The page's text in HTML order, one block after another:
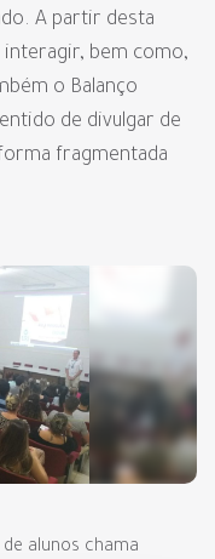
A partir desta
bem como,
o Balanço
de divulgar de
fragmentada
alunos chama